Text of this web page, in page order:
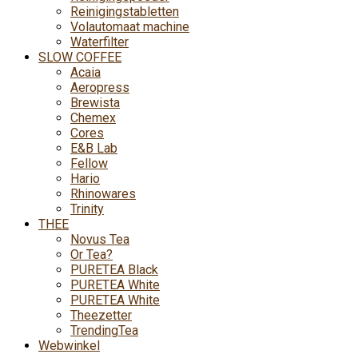
Reinigingstabletten
Volautomaat machine
Waterfilter
SLOW COFFEE
Acaia
Aeropress
Brewista
Chemex
Cores
E&B Lab
Fellow
Hario
Rhinowares
Trinity
THEE
Novus Tea
Or Tea?
PURETEA Black
PURETEA White
PURETEA White
Theezetter
TrendingTea
Webwinkel